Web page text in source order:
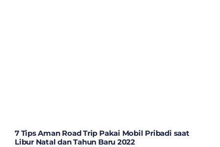
7 Tips Aman Road Trip Pakai Mobil Pribadi saat
Libur Natal dan Tahun Baru 2022